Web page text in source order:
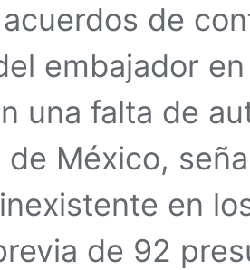
de
embajador
una falta de
de México,
en
de 92